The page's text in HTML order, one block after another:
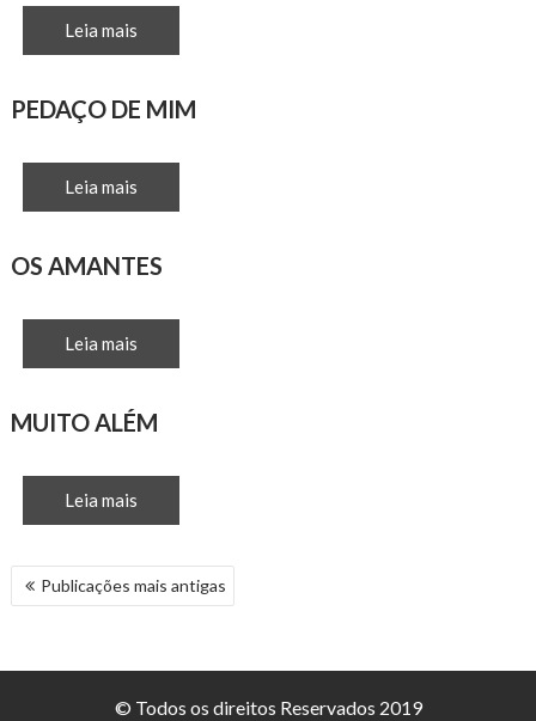
Leia mais
PEDAÇO DE MIM
Leia mais
OS AMANTES
Leia mais
MUITO ALÉM
Leia mais
NAVEGAÇÃO
POR
Publicações mais antigas
© Todos os direitos Reservados 2019